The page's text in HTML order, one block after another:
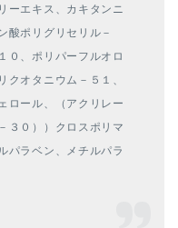
ーエキス、カキタンニ
酸ポリグリセリル－
０、ポリパーフルオロ
クオタニウム－５１、
ロール、（アクリレー
３０））クロスポリマ
パラベン、メチルパラ